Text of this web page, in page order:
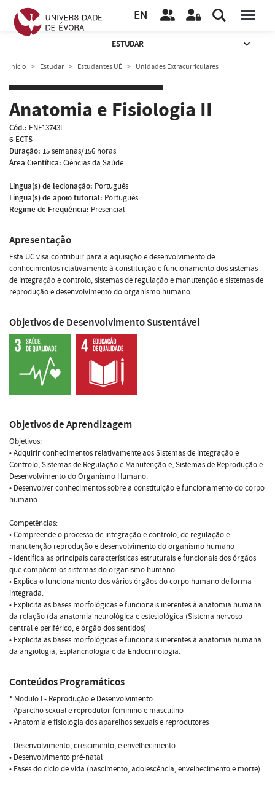
EN
ESTUDAR
Início Estudar Estudantes UÉ Unidades Extracurriculares
Anatomia e Fisiologia II
Cód.: ENF13743I
6 ECTS
Duração: 15 semanas/156 horas
Área Científica: Ciências da Saúde
Língua(s) de lecionação: Português
Língua(s) de apoio tutorial: Português
Regime de Frequência: Presencial
Apresentação
Esta UC visa contribuir para a aquisição e desenvolvimento de
conhecimentos relativamente à constituição e funcionamento dos sistemas
de integração e controlo, sistemas de regulação e manutenção e sistemas de
reprodução e desenvolvimento do organismo humano.
Objetivos de Desenvolvimento Sustentável
Objetivos de Aprendizagem
Objetivos:
• Adquirir conhecimentos relativamente aos Sistemas de Integração e
Controlo, Sistemas de Regulação e Manutenção e, Sistemas de Reprodução e
Desenvolvimento do Organismo Humano.
• Desenvolver conhecimentos sobre a constituição e funcionamento do corpo
humano.
Competências:
• Compreende o processo de integração e controlo, de regulação e
manutenção reprodução e desenvolvimento do organismo humano
• Identifica as principais características estruturais e funcionais dos órgãos
que compõem os sistemas do organismo humano
• Explica o funcionamento dos vários órgãos do corpo humano de forma
integrada.
• Explicita as bases morfológicas e funcionais inerentes à anatomia humana
da relação (da anatomia neurológica e estesiológica (Sistema nervoso
central e periférico, e órgão dos sentidos)
• Explicita as bases morfológicas e funcionais inerentes à anatomia humana
da angiologia, Esplancnologia e da Endocrinologia.
Conteúdos Programáticos
* Modulo I - Reprodução e Desenvolvimento
- Aparelho sexual e reprodutor feminino e masculino
• Anatomia e fisiologia dos aparelhos sexuais e reprodutores
- Desenvolvimento, crescimento, e envelhecimento
• Desenvolvimento pré-natal
• Fases do ciclo de vida (nascimento, adolescência, envelhecimento e morte)